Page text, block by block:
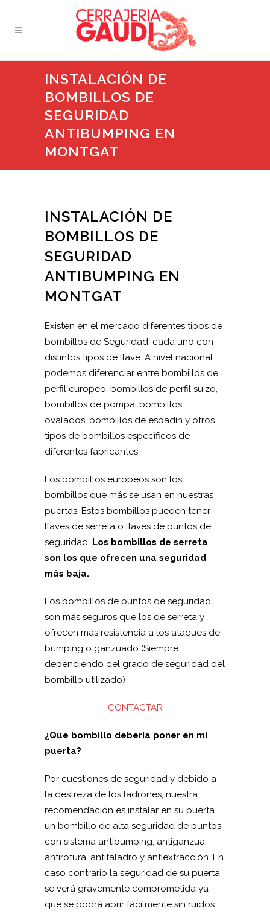
INSTALACIÓN DE
BOMBILLOS DE
SEGURIDAD
ANTIBUMPING EN
MONTGAT
INSTALACIÓN DE
BOMBILLOS DE
SEGURIDAD
ANTIBUMPING EN
MONTGAT
Existen en el mercado diferentes tipos de
bombillos de Seguridad, cada uno con
distintos tipos de llave. A nivel nacional
podemos diferenciar entre bombillos de
perfil europeo, bombillos de perfil suizo,
bombillos de pompa, bombillos
ovalados, bombillos de espadín y otros
tipos de bombillos específicos de
diferentes fabricantes.
Los bombillos europeos son los
bombillos que más se usan en nuestras
puertas. Estos bombillos pueden tener
llaves de serreta o llaves de puntos de
seguridad. Los bombillos de serreta
son los que ofrecen una seguridad
más baja.
Los bombillos de puntos de seguridad
son más seguros que los de serreta y
ofrecen más resistencia a los ataques de
bumping o ganzuado (Siempre
dependiendo del grado de seguridad del
bombillo utilizado)
CONTACTAR
¿Que bombillo debería poner en mi
puerta?
Por cuestiones de seguridad y debido a
la destreza de los ladrones, nuestra
recomendación es instalar en su puerta
un bombillo de alta seguridad de puntos
con sistema antibumping, antiganzua,
antirotura, antitaladro y antiextracción. En
caso contrario la seguridad de su puerta
se verá grávemente comprometida ya
que se podrá abrir fácilmente sin ruidos